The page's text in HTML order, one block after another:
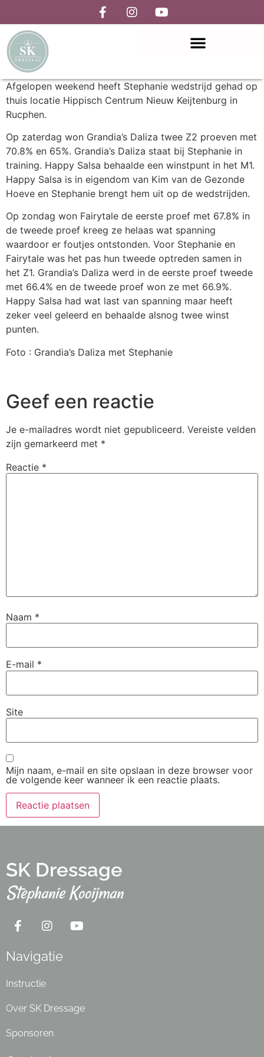
Afgelopen weekend heeft Stephanie wedstrijd gehad op
thuis locatie Hippisch Centrum Nieuw Keijtenburg in
Rucphen.
Op zaterdag won Grandia’s Daliza twee Z2 proeven met
70.8% en 65%. Grandia’s Daliza staat bij Stephanie in
training. Happy Salsa behaalde een winstpunt in het M1.
Happy Salsa is in eigendom van Kim van de Gezonde
Hoeve en Stephanie brengt hem uit op de wedstrijden.
Op zondag won Fairytale de eerste proef met 67.8% in
de tweede proef kreeg ze helaas wat spanning
waardoor er foutjes ontstonden. Voor Stephanie en
Fairytale was het pas hun tweede optreden samen in
het Z1. Grandia’s Daliza werd in de eerste proef tweede
met 66.4% en de tweede proef won ze met 66.9%.
Happy Salsa had wat last van spanning maar heeft
zeker veel geleerd en behaalde alsnog twee winst
punten.
Foto : Grandia’s Daliza met Stephanie
Geef een reactie
Je e-mailadres wordt niet gepubliceerd. Vereiste velden
zijn gemarkeerd met *
Reactie *
Naam *
E-mail *
Site
Mijn naam, e-mail en site opslaan in deze browser voor
de volgende keer wanneer ik een reactie plaats.
SK Dressage
Stephanie Kooijman
Navigatie
Instructie
Over SK Dressage
Sponsoren